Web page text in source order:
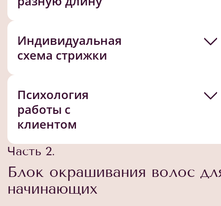
Индивидуальная
схема стрижки
Психология
работы с
клиентом
Часть 2.
Блок окрашивания волос
начинающих